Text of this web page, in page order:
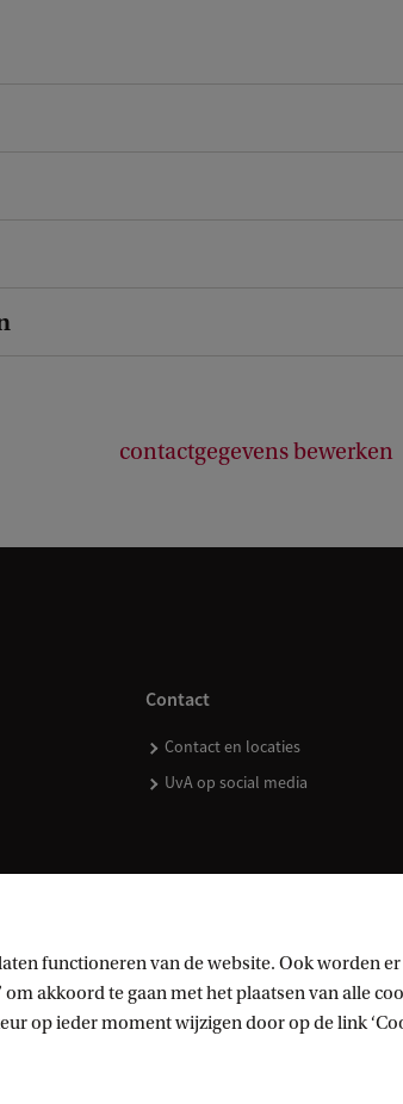
contactgegevens bewerken
Contact
Contact en locaties
UvA op social media
functioneren van de website. Ook worden
akkoord te gaan met het plaatsen van alle
op ieder moment wijzigen door op de link